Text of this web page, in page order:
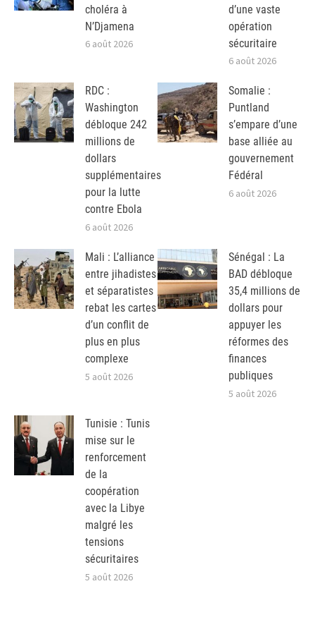
choléra à
N’Djamena
6 août 2026
d’une vaste
opération
sécuritaire
6 août 2026
RDC :
Washington
débloque 242
millions de
dollars
supplémentaires
pour la lutte
contre Ebola
6 août 2026
Somalie :
Puntland
s’empare d’une
base alliée au
gouvernement
Fédéral
6 août 2026
Mali : L’alliance
entre jihadistes
et séparatistes
rebat les cartes
d’un conflit de
plus en plus
complexe
5 août 2026
Sénégal : La
BAD débloque
35,4 millions de
dollars pour
appuyer les
réformes des
finances
publiques
5 août 2026
Tunisie : Tunis
mise sur le
renforcement
de la
coopération
avec la Libye
malgré les
tensions
sécuritaires
5 août 2026